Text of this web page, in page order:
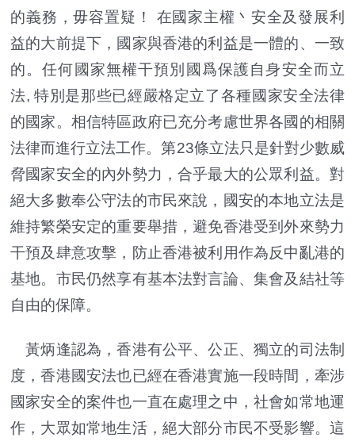
的義務，毋容置疑！ 在國家主權丶安全及發展利
益的大前提下，國家與香港的利益是一體的、一致
的。任何國家無權干預別國爲保護自身安全而立
法, 特別是那些已經嚴格定立了各種國家安全法律
的國家。相信特區政府已充分考慮世界各國的相關
法律而進行立法工作。第23條立法只是針對少數威
脅國家安全的內外勢力，合乎最大的公眾利益。對
絕大多數奉公守法的市民來說，國安的本地立法是
維持繁榮安定的重要舉措，避免香港受到外來勢力
干預及肆意攻擊，防止香港被利用作為反中亂港的
基地。市民仍然享有基本法對言論、集會及結社等
自由的保障。
黃炳逢認為，香港有公平、公正、獨立的司法制
度，香港國安法也已經在香港實施一段時間，牽涉
國家安全的案件也一直在處理之中，社會如常地運
作，大眾如常地生活，絕大部分市民不受影響。這